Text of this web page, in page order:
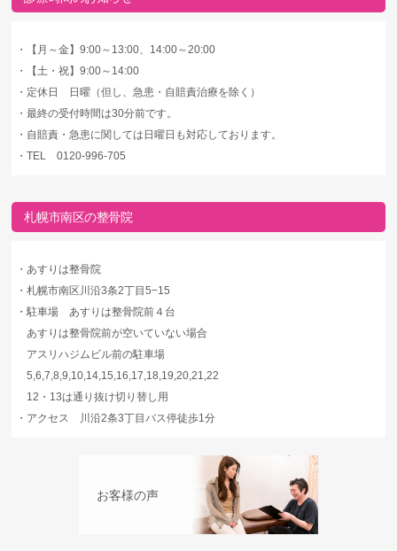
・
【月～金】9:00～13:00、14:00～20:00
・
【土・祝】9:00～14:00
・ 定休日 日曜（但し、急患・自賠責治療を除く）
・最終の受付時間は30分前です。
・ 自賠責・急患に関しては日曜日も対応しております。
・TEL 0120-996-705
札幌市南区の整骨院
・あすりは整骨院
・札幌市南区川沿3条2丁目5−15
・駐車場 あすりは整骨院前４台
あすりは整骨院前が空いていない場合
アスリハジムビル前の駐車場
5,6,7,8,9,10,14,15,16,17,18,19,20,21,22
12・13は通り抜け切り替し用
・ アクセス 川沿2条3丁目バス停徒歩1分
お客様の声